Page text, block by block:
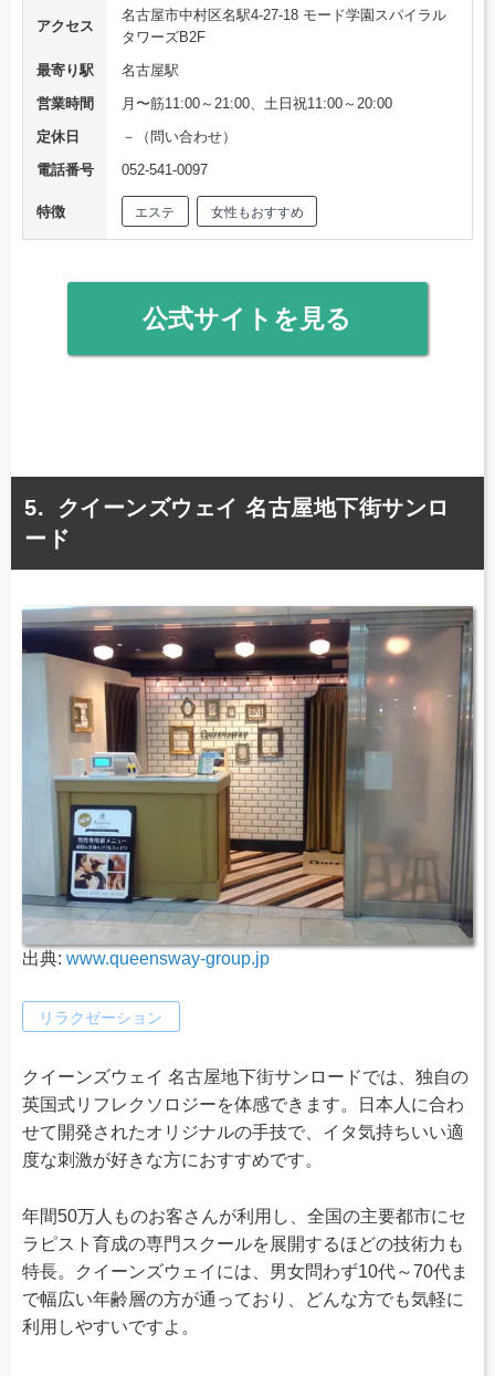
アクセス
名古屋市中村区名駅4-27-18 モード学園スパイラル
タワーズB2F
最寄り駅
名古屋駅
営業時間
月〜筋11:00～21:00、土日祝11:00～20:00
定休日
－（問い合わせ）
電話番号
052-541-0097
特徴 エステ 女性もおすすめ
公式サイトを見る
クイーンズウェイ 名古屋地下街サンロ
ード
出典: www.queensway-group.jp
リラクゼーション
クイーンズウェイ 名古屋地下街サンロードでは、独自の
英国式リフレクソロジーを体感できます。日本人に合わ
せて開発されたオリジナルの手技で、イタ気持ちいい適
度な刺激が好きな方におすすめです。
年間50万人ものお客さんが利用し、全国の主要都市にセ
ラピスト育成の専門スクールを展開するほどの技術力も
特長。クイーンズウェイには、男女問わず10代～70代ま
で幅広い年齢層の方が通っており、どんな方でも気軽に
利用しやすいですよ。